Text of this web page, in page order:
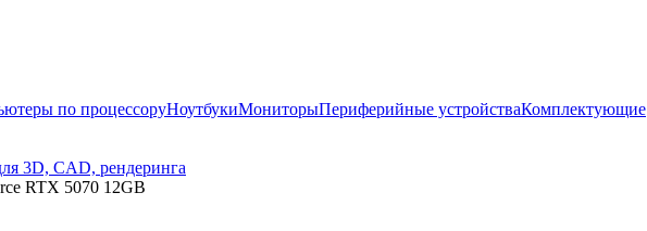
по процессоруНоутбукиМониторыПериферийные устройстваКомплектующие
3D, CAD, рендеринга
RTX 5070 12GB